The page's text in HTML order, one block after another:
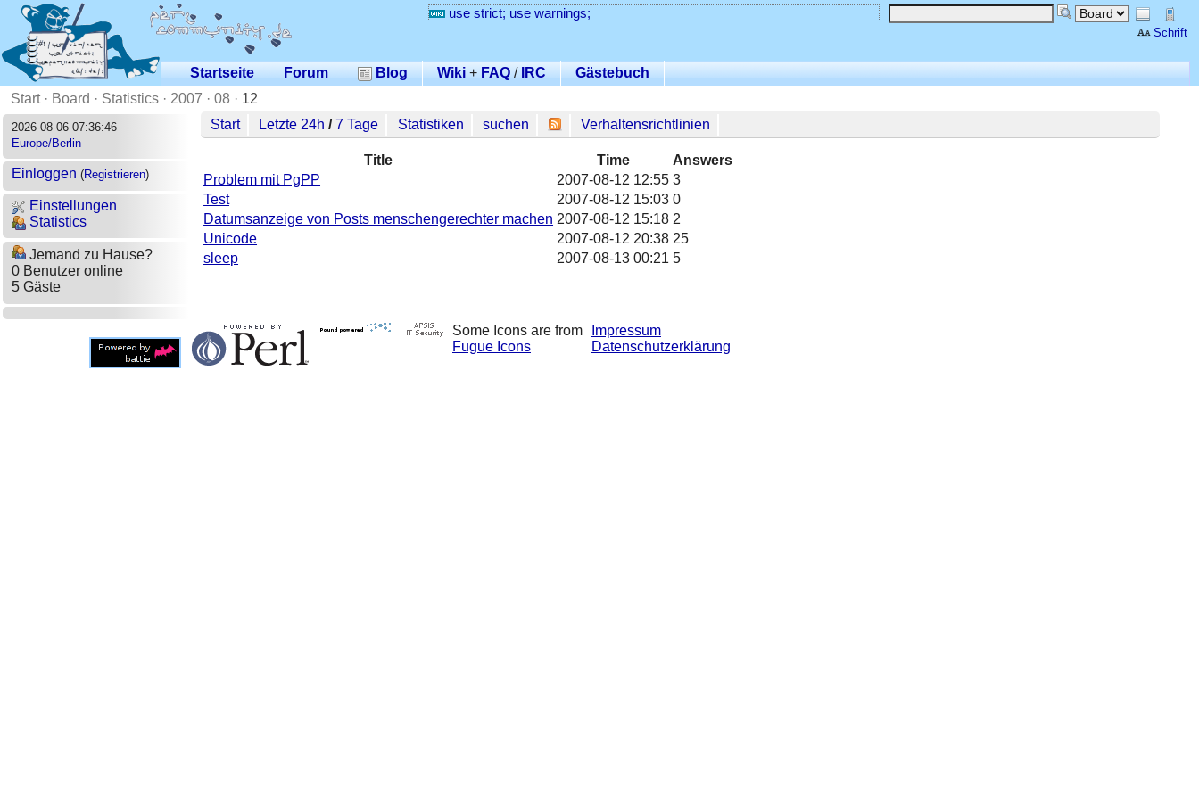
Schrift
use strict; use warnings;
Startseite Forum Blog Wiki+ FAQ /IRC
Gästebuch
Start· Board · Statistics · 2007 · 08 · 12
2026-08-06 07:36:46
Europe/Berlin
Einloggen (Registrieren)
Einstellungen
Statistics
Jemand zu Hause?
0 Benutzer online
5 Gäste
Start Letzte 24h /7 Tage Statistiken suchen Verhaltensrichtlinien
Title Time
Answers
Problem mit PgPP
2007-08-12 12:55 3
Test
2007-08-12 15:03 0
Datumsanzeige von Posts menschengerechter machen 2007-08-12 15:18 2
Unicode
2007-08-12 20:38 25
sleep
2007-08-13 00:21 5
Some Icons are from
Fugue Icons
Impressum
Datenschutzerklärung